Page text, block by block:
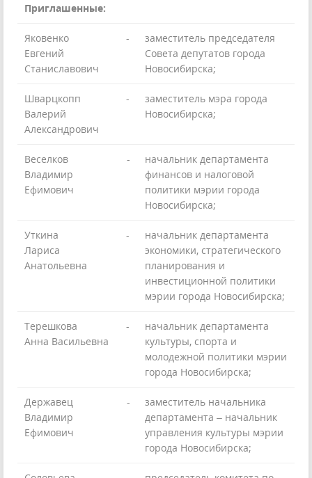
Приглашенные:
Яковенко
Евгений
Станиславович
-
заместитель председателя
Совета депутатов города
Новосибирска;
Шварцкопп
Валерий
Александрович
-
заместитель мэра города
Новосибирска;
Веселков
Владимир
Ефимович
-
начальник департамента
финансов и налоговой
политики мэрии города
Новосибирска;
Уткина
Лариса
Анатольевна
-
начальник департамента
экономики, стратегического
планирования и
инвестиционной политики
мэрии города Новосибирска;
Терешкова
Анна Васильевна
-
начальник департамента
культуры, спорта и
молодежной политики мэрии
города Новосибирска;
Державец
Владимир
Ефимович
-
заместитель начальника
департамента – начальник
управления культуры мэрии
города Новосибирска;